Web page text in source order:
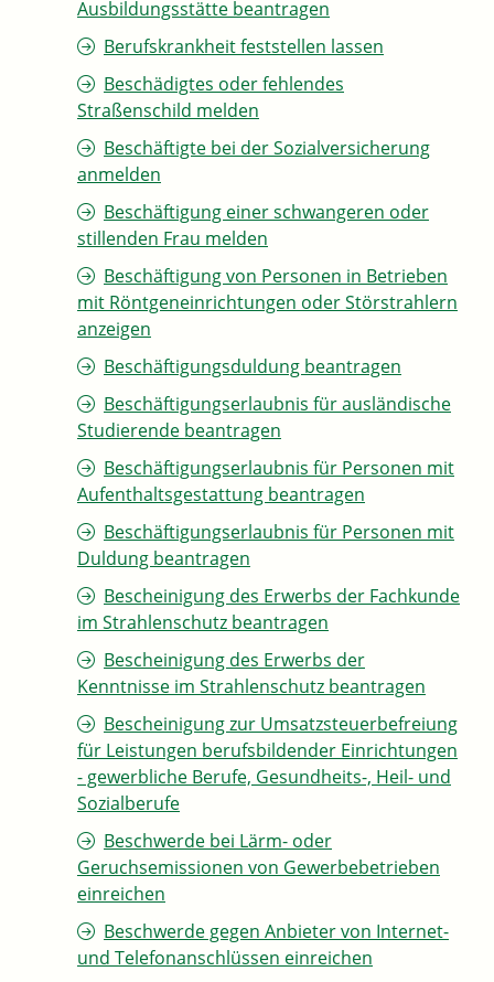
Ausbildungsstätte beantragen
Berufskrankheit feststellen lassen
Beschädigtes oder fehlendes
Straßenschild melden
Beschäftigte bei der Sozialversicherung
anmelden
Beschäftigung einer schwangeren oder
stillenden Frau melden
Beschäftigung von Personen in Betrieben
mit Röntgeneinrichtungen oder Störstrahlern
anzeigen
Beschäftigungsduldung beantragen
Beschäftigungserlaubnis für ausländische
Studierende beantragen
Beschäftigungserlaubnis für Personen mit
Aufenthaltsgestattung beantragen
Beschäftigungserlaubnis für Personen mit
Duldung beantragen
Bescheinigung des Erwerbs der Fachkunde
im Strahlenschutz beantragen
Bescheinigung des Erwerbs der
Kenntnisse im Strahlenschutz beantragen
Bescheinigung zur Umsatzsteuerbefreiung
für Leistungen berufsbildender Einrichtungen
- gewerbliche Berufe, Gesundheits-, Heil- und
Sozialberufe
Beschwerde bei Lärm- oder
Geruchsemissionen von Gewerbebetrieben
einreichen
Beschwerde gegen Anbieter von Internet-
und Telefonanschlüssen einreichen